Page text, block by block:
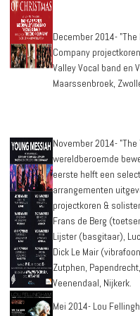
December 2014-
Company
Valley Vocal band en
Maarssenbroek,
November 2014-
wereldberoemde
eerste helft een
arrangementen
projectkoren &
Frans de Berg
Lijster (basgitaar),
Dick Le Mair
Zutphen,
Veenendaal, Nijkerk.
Mei 2014- Lou